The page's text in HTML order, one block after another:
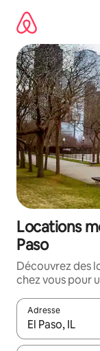
directement
contenu
Locations
Paso
Découvrez des
chez vous pour
Adresse
Lorsque les